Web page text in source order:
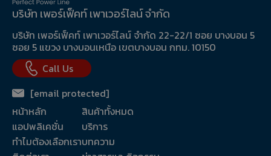
บริษัท เพอร์เฟ็คท์ เพาเวอร์ไลน์ จำกัด
บริษัท เพอร์เฟ็คท์ เพาเวอร์ไลน์ จำกัด 22-22/1 ซอย บางบอน 5
ซอย 5 แขวง บางบอนเหนือ เขตบางบอน กทม. 10150
Call Us
[email protected]
หน้าหลัก
แอปพลิเคชั่น
ทำไมต้องเลือกเรา
สินค้าทั้งหมด
บริการ
บทความ